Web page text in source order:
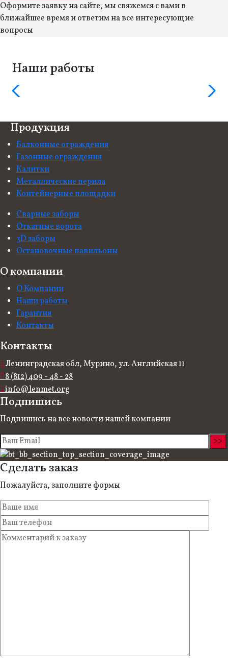
Оформите заявку на сайте, мы свяжемся с вами в
ближайшее время и ответим на все интересующие
вопросы
Наши работы
Продукция
Балконные ограждения
Газонные ограждения
Калитки
Металлические перила
Контейнерные площадки
Сварные заборы
Откатные ворота
3D заборы
Остановочные павильоны
О компании
О Компании
Наши работы
Гарантия
Контакты
Контакты
Ленинградская обл, Мурино, ул. Английская 11
8 (812) 409 - 48 - 28
info@lenmet.org
Подпишись
Подпишись на все новости нашей компании
Сделать заказ
Пожалуйста, заполните формы